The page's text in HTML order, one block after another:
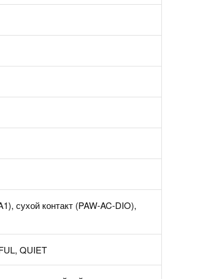
сухой контакт (PAW-AC-DIO),
QUIET